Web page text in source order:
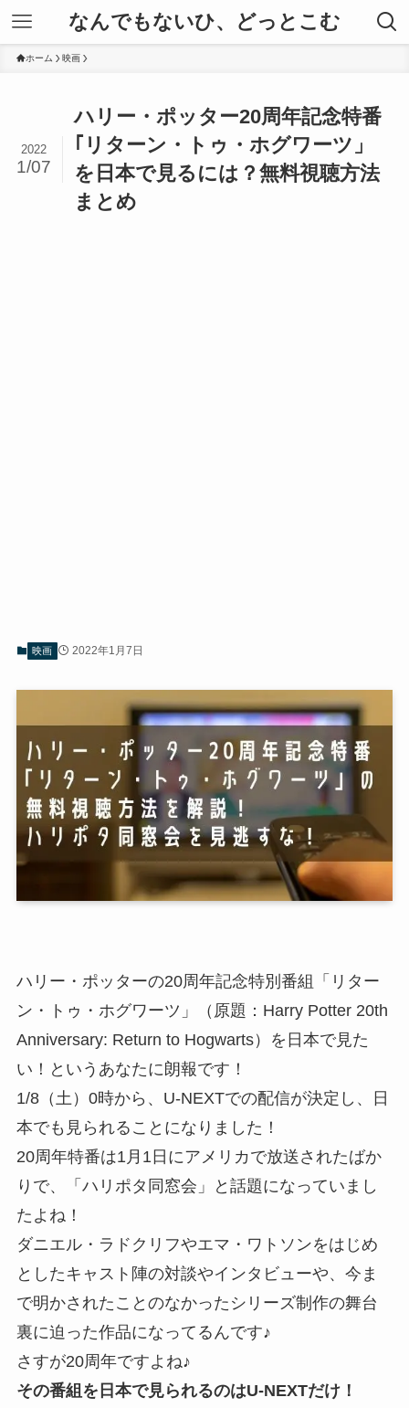
なんでもないひ、どっとこむ
ホーム 映画
ハリー・ポッター20周年記念特番
｢リターン・トゥ・ホグワーツ」
を日本で見るには？無料視聴方法
まとめ
2022
1/07
映画 2022年1月7日
ハリー・ポッターの20周年記念特別番組「リター
ン・トゥ・ホグワーツ」（原題：Harry Potter 20th
Anniversary: Return to Hogwarts）を日本で見た
い！というあなたに朗報です！
1/8（土）0時から、U-NEXTでの配信が決定し、日
本でも見られることになりました！
20周年特番は1月1日にアメリカで放送されたばか
りで、「ハリポタ同窓会」と話題になっていまし
たよね！
ダニエル・ラドクリフやエマ・ワトソンをはじめ
としたキャスト陣の対談やインタビューや、今ま
で明かされたことのなかったシリーズ制作の舞台
裏に迫った作品になってるんです♪
さすが20周年ですよね♪
その番組を日本で見られるのはU-NEXTだけ！